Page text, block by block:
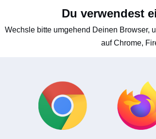
Du verwendest
Wechsle bitte umgehend Deinen Browser,
auf Chrome,